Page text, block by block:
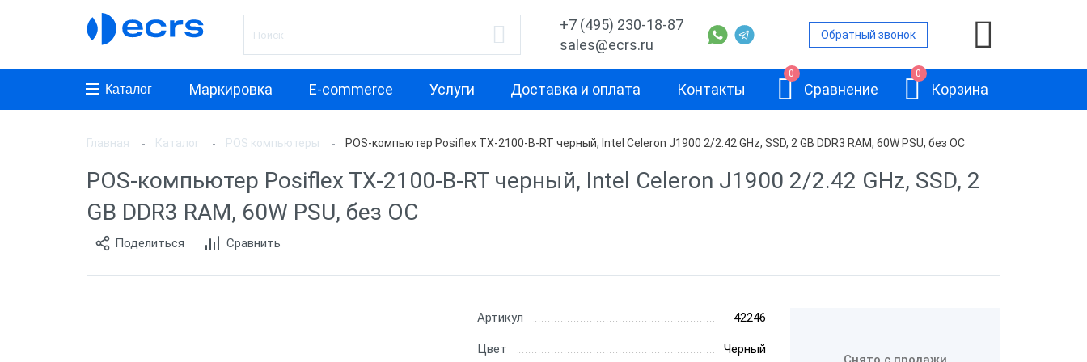
+7 (495) 230-18-87
sales@ecrs.ru
Обратный звонок
Каталог Маркировка E-commerce Услуги Доставка и оплата Контакты
0
Сравнение
0
Корзина
Производитель
АТОЛ
Posiflex
Назначение
Для кафе
Для миниотеля
Для гостиницы
Свойство
Средняя
Без ОС
Главная Каталог POS компьютеры POS-компьютер Posiflex TX-2100-B-RT черный, Intel Celeron J1900 2/2.42 GHz, SSD, 2 GB DDR3 RAM, 60W PSU, без ОС
POS-компьютер Posiflex TX-2100-B-RT черный, Intel Celeron J1900 2/2.42 GHz, SSD, 2
GB DDR3 RAM, 60W PSU, без ОС
Поделиться Сравнить
Артикул 42246
Цвет Черный